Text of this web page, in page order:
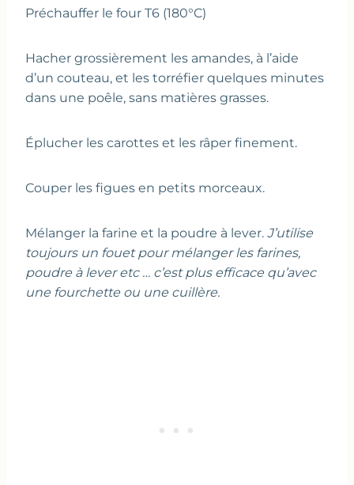
Préchauffer le four T6 (180°C)
Hacher grossièrement les amandes, à l’aide
d’un couteau, et les torréfier quelques minutes
dans une poêle, sans matières grasses.
Éplucher les carottes et les râper finement.
Couper les figues en petits morceaux.
Mélanger la farine et la poudre à lever. J’utilise
toujours un fouet pour mélanger les farines,
poudre à lever etc … c’est plus efficace qu’avec
une fourchette ou une cuillère.